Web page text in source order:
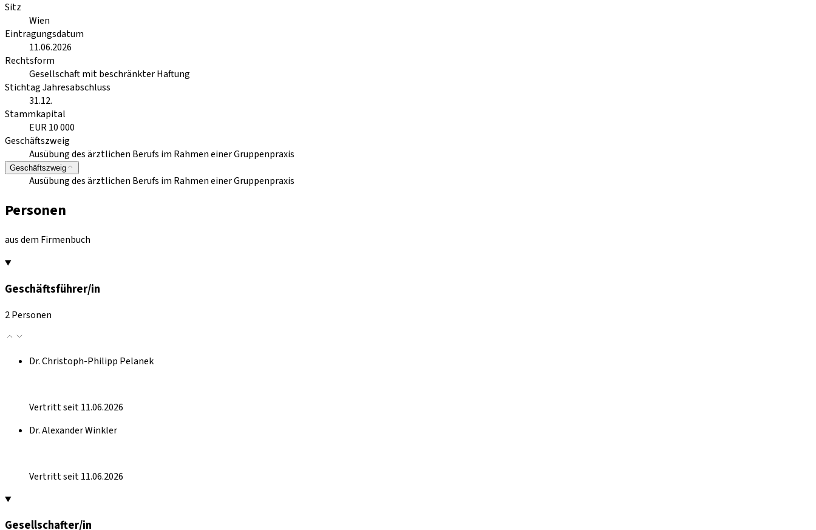
Sitz
Wien
Eintragungsdatum
11.06.2026
Rechtsform
Gesellschaft mit beschränkter Haftung
Stichtag Jahresabschluss
31.12.
Stammkapital
EUR 10 000
Geschäftszweig
Ausübung des ärztlichen Berufs im Rahmen einer Gruppenpraxis
Geschäftszweig
Ausübung des ärztlichen Berufs im Rahmen einer Gruppenpraxis
Personen
aus dem Firmenbuch
Geschäftsführer/in
2 Personen
Dr. Christoph-Philipp Pelanek
Vertritt seit 11.06.2026
Dr. Alexander Winkler
Vertritt seit 11.06.2026
Gesellschafter/in